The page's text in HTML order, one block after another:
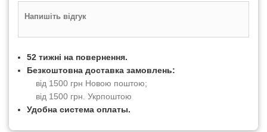
Напишіть відгук
52 тижні на повернення.
Безкоштовна доставка замовлень:
від 1500 грн Новою поштою;
від 1500 грн. Укрпоштою
Удобна система оплаты.